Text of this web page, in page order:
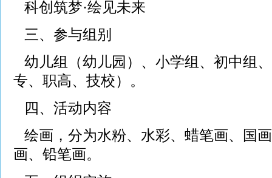
科创筑梦·绘见未来
三、参与组别
幼儿组（幼儿园）、小学组、初中组
专、职高、技校）。
四、活动内容
绘画，分为水粉、水彩、蜡笔画、国
画、铅笔画。